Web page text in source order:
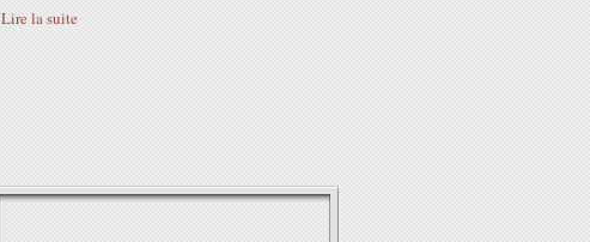
Lire la suite